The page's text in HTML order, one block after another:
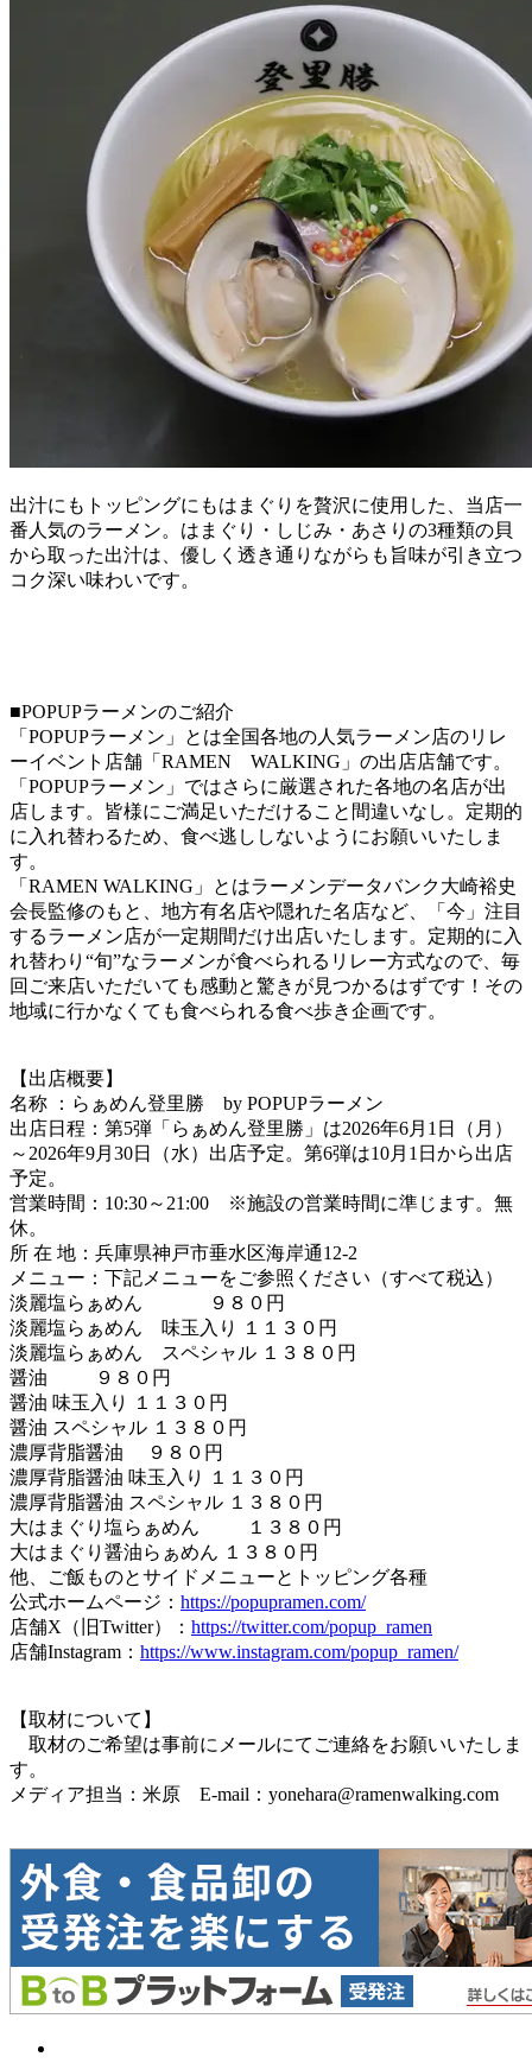
出汁にもトッピングにもはまぐりを贅沢に使用した、当店一
番人気のラーメン。はまぐり・しじみ・あさりの3種類の貝
から取った出汁は、優しく透き通りながらも旨味が引き立つ
コク深い味わいです。
■POPUPラーメンのご紹介
「POPUPラーメン」とは全国各地の人気ラーメン店のリレ
ーイベント店舗「RAMEN WALKING」の出店店舗です。
「POPUPラーメン」ではさらに厳選された各地の名店が出
店します。皆様にご満足いただけること間違いなし。定期的
に入れ替わるため、食べ逃ししないようにお願いいたしま
す。
「RAMEN WALKING」とはラーメンデータバンク大崎裕史
会長監修のもと、地方有名店や隠れた名店など、「今」注目
するラーメン店が一定期間だけ出店いたします。定期的に入
れ替わり“旬”なラーメンが食べられるリレー方式なので、毎
回ご来店いただいても感動と驚きが見つかるはずです！その
地域に行かなくても食べられる食べ歩き企画です。
【出店概要】
名称 ：らぁめん登里勝 by POPUPラーメン
出店日程：第5弾「らぁめん登里勝」は2026年6月1日（月）
～2026年9月30日（水）出店予定。第6弾は10月1日から出店
予定。
営業時間：10:30～21:00 ※施設の営業時間に準じます。無
休。
所 在 地：兵庫県神戸市垂水区海岸通12-2
メニュー：下記メニューをご参照ください（すべて税込）
淡麗塩らぁめん ９８０円
淡麗塩らぁめん 味玉入り １１３０円
淡麗塩らぁめん スペシャル １３８０円
醤油 ９８０円
醤油 味玉入り １１３０円
醤油 スペシャル １３８０円
濃厚背脂醤油 ９８０円
濃厚背脂醤油 味玉入り １１３０円
濃厚背脂醤油 スペシャル １３８０円
大はまぐり塩らぁめん １３８０円
大はまぐり醤油らぁめん １３８０円
他、ご飯ものとサイドメニューとトッピング各種
公式ホームページ： https://popupramen.com/
店舗X（旧Twitter）： https://twitter.com/popup_ramen
店舗Instagram： https://www.instagram.com/popup_ramen/
【取材について】
取材のご希望は事前にメールにてご連絡をお願いいたしま
す。
メディア担当：米原 E-mail：yonehara@ramenwalking.com